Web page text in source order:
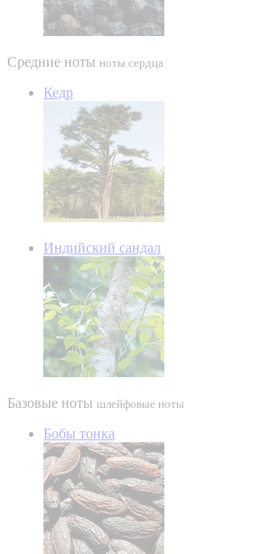
Средние ноты ноты сердца
Кедр
Индийский сандал
Базовые ноты шлейфовые ноты
Бобы тонка